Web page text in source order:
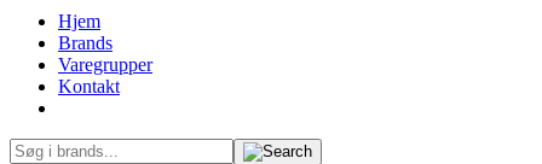
Hjem
Brands
Varegrupper
Kontakt